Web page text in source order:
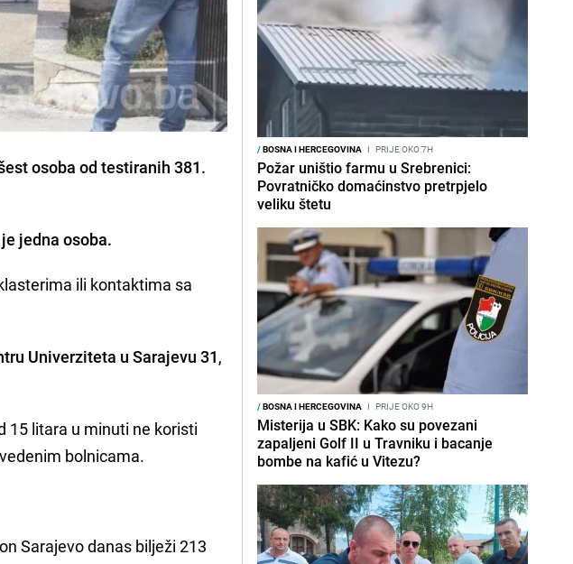
osoba od testiranih 381.
jedna osoba.
ili kontaktima sa
Univerziteta u Sarajevu 31,
15 litara u minuti ne koristi
bolnicama.
Sarajevo danas bilježi 213
/BOSNA I HERCEGOVINA I PRIJE OKO 7H
Požar uništio farmu u Srebrenici:
Povratničko domaćinstvo pretrpjelo
veliku štetu
/BOSNA I HERCEGOVINA I PRIJE OKO 9H
Misterija u SBK: Kako su povezani
zapaljeni Golf II u Travniku i bacanje
bombe na kafić u Vitezu?